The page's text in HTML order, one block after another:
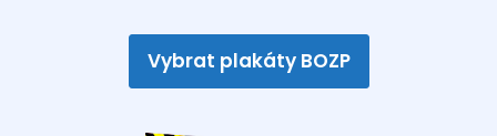
Vybrat plakáty BOZP